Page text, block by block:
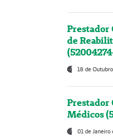
Prestador
de
18 de
Prestador
Médicos
01 de Janeiro